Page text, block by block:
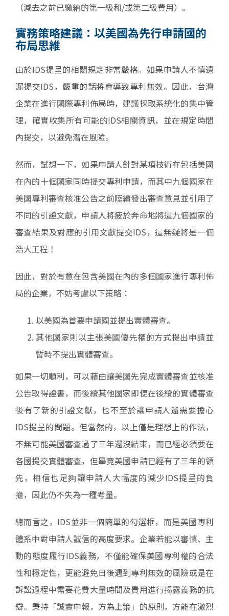
（減去之前已繳納的第一級和/或第二級費用）。
實務策略建議：以美國為先行申請國的
布局思維
由於IDS提呈的相關規定非常嚴格。如果申請人不慎遺
漏提交IDS，嚴重的話將會導致專利無效。因此，台灣
企業在進行國際專利佈局時，建議採取系統化的集中管
理，確實收集所有可能的IDS相關資訊，並在規定時間
內提交，以避免潛在風險。
然而，試想一下，如果申請人針對某項技術在包括美國
在內的十個國家同時提交專利申請，而其中九個國家在
美國專利審查核准公告之前陸續發出審查意見並引用了
不同的引證文獻，申請人將疲於奔命地將這九個國家的
審查結果及對應的引用文獻提交IDS，這無疑將是一個
浩大工程！
因此，對於有意在包含美國在內的多個國家進行專利佈
局的企業，不妨考慮以下策略：
以美國為首要申請國並提出實體審查。
其他國家則以主張美國優先權的方式提出申請並
暫時不提出實體審查。
如果一切順利，可以藉由讓美國先完成實體審查並核准
公告取得證書，而後續其他國家即便在後續的實體審查
後有了新的引證文獻，也不至於讓申請人還需要擔心
IDS提呈的問題。但當然的，以上僅是理想上的作法，
不無可能美國審查過了三年還沒結束，而已經必須要在
各國提交實體審查，但畢竟美國申請已經有了三年的領
先，相信也足夠讓申請人大幅度的減少IDS提呈的負
擔，因此仍不失為一種考量。
總而言之，IDS並非一個簡單的勾選框，而是美國專利
體系中對申請人誠信的高度要求。企業若能以審慎、主
動的態度履行IDS義務，不僅能確保美國專利權的合法
性和穩定性，更能避免日後遇到專利無效的風險或是在
訴訟過程中需要花費大量時間及費用進行揭露義務的抗
辯。秉持「誠實申報，方為上策」的原則，方能在激烈